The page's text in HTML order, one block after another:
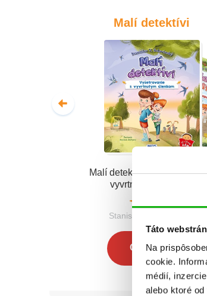
Táto
Na
cookie.
médií,
alebo ktoré
Malí detektívi
Malí detektívi -
vyvrtnutým členkom
Stanislav V. Solovinský
Celá séria